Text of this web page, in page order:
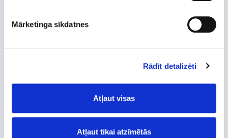
Mārketinga sīkdatnes
Rādīt detalizēti
Atļaut visas
Atļaut tikai atzīmētās
Paciņas saturu izšķīdina glāzē (200ml) karsta
Mutes dobuma un rīkles iekaisuma gadījumā